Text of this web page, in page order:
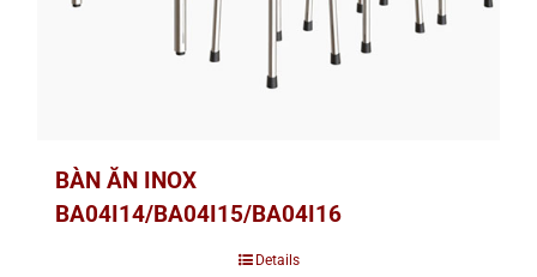
BÀN ĂN INOX
BA04I14/BA04I15/BA04I16
Details